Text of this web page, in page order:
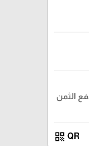
الثمن
QR
qr_code